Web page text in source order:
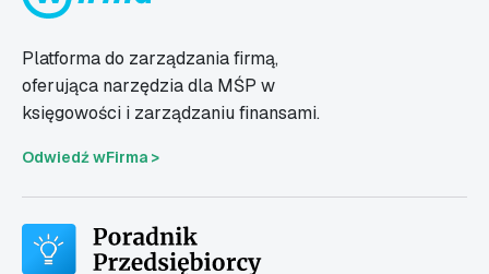
Platforma do zarządzania firmą,
oferująca narzędzia dla MŚP w
księgowości i zarządzaniu finansami.
Odwiedź wFirma >